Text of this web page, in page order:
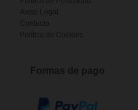
Aviso Legal
Contacto
Política de Cookies
Formas de pago